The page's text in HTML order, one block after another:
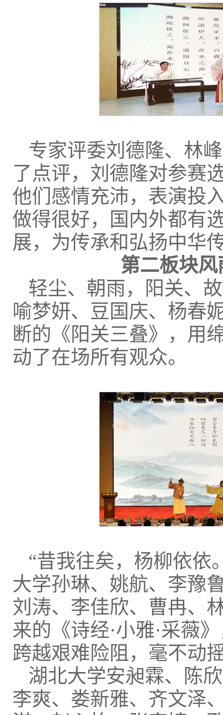
专家评委刘德隆、林
了点评，刘德隆对参赛
他们感情充沛，表演投
做得很好，国内外都有
展，为传承和弘扬中华
第二板块风
轻尘、朝雨，阳关、
喻梦妍、豆国庆、杨春
断的《阳关三叠》，用
动了在场所有观众。
“昔我往矣，杨柳依依
大学孙琳、姚航、李豫
刘涛、李佳欣、曹冉、
来的《诗经·小雅·采薇
跨越艰难险阻，毫不动
湖北大学安昶霖、陈
李爽、娄新雅、齐文泽